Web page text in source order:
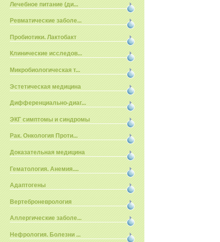
Лечебное питание (ди...
Ревматические заболе...
Пробиотики. Лактобакт
Клинические исследов...
Микробиологическая т...
Эстетическая медицина
Дифференциально-диаг...
ЭКГ симптомы и синдромы
Рак. Онкология Проти...
Доказательная медицина
Гематология. Анемия....
Адаптогены
Вертеброневрология
Аллергические заболе...
Нефрология. Болезни ...